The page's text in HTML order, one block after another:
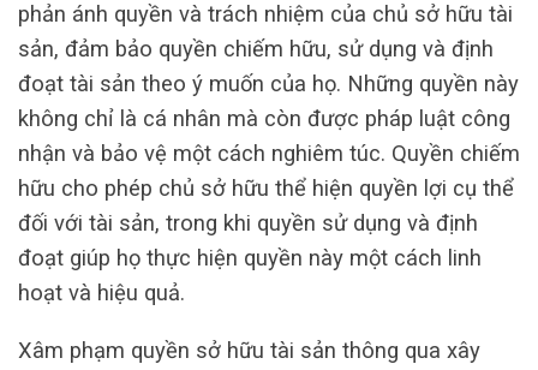
phản ánh quyền và trách nhiệm của chủ sở hữu tài
sản, đảm bảo quyền chiếm hữu, sử dụng và định
đoạt tài sản theo ý muốn của họ. Những quyền này
không chỉ là cá nhân mà còn được pháp luật công
nhận và bảo vệ một cách nghiêm túc. Quyền chiếm
hữu cho phép chủ sở hữu thể hiện quyền lợi cụ thể
đối với tài sản, trong khi quyền sử dụng và định
đoạt giúp họ thực hiện quyền này một cách linh
hoạt và hiệu quả.
Xâm phạm quyền sở hữu tài sản thông qua xây